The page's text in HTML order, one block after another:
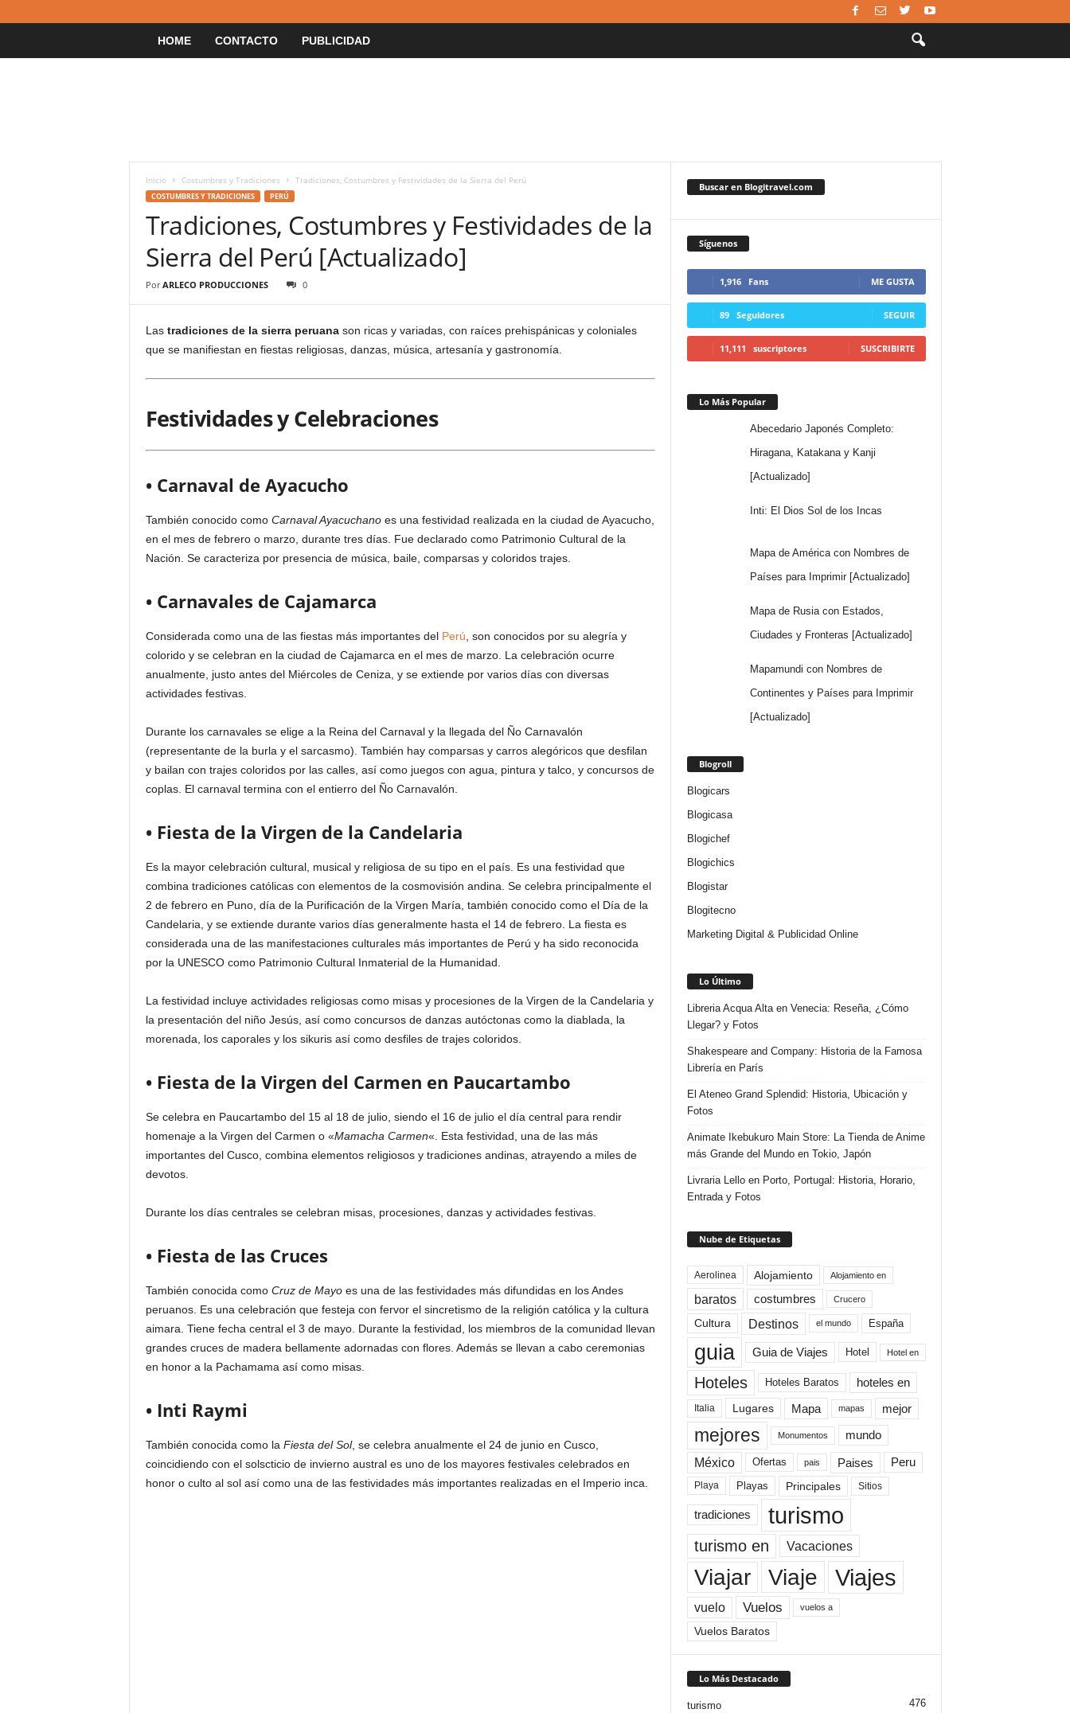
HOME CONTACTO PUBLICIDAD
Inicio Costumbres y Tradiciones Tradiciones, Costumbres y Festividades de la Sierra del Perú
COSTUMBRES Y TRADICIONES PERÚ
Tradiciones, Costumbres y Festividades de la
Sierra del Perú [Actualizado]
Por ARLECO PRODUCCIONES 0
Las tradiciones de la sierra peruanason ricas y variadas, con raíces prehispánicas y coloniales
que se manifiestan en fiestas religiosas, danzas, música, artesanía y gastronomía.
Festividades y Celebraciones
• Carnaval de Ayacucho
También conocido como Carnaval Ayacuchanoes una festividad realizada en la ciudad de Ayacucho,
en el mes de febrero o marzo, durante tres días. Fue declarado como Patrimonio Cultural de la
Nación. Se caracteriza por presencia de música, baile, comparsas y coloridos trajes.
• Carnavales de Cajamarca
Considerada como una de las fiestas más importantes del Perú , son conocidos por su alegría y
colorido y se celebran en la ciudad de Cajamarca en el mes de marzo. La celebración ocurre
anualmente, justo antes del Miércoles de Ceniza, y se extiende por varios días con diversas
actividades festivas.
Durante los carnavales se elige a la Reina del Carnaval y la llegada del Ño Carnavalón
(representante de la burla y el sarcasmo). También hay comparsas y carros alegóricos que desfilan
y bailan con trajes coloridos por las calles, así como juegos con agua, pintura y talco, y concursos de
coplas. El carnaval termina con el entierro del Ño Carnavalón.
• Fiesta de la Virgen de la Candelaria
Es la mayor celebración cultural, musical y religiosa de su tipo en el país. Es una festividad que
combina tradiciones católicas con elementos de la cosmovisión andina. Se celebra principalmente el
2 de febrero en Puno, día de la Purificación de la Virgen María, también conocido como el Día de la
Candelaria, y se extiende durante varios días generalmente hasta el 14 de febrero. La fiesta es
considerada una de las manifestaciones culturales más importantes de Perú y ha sido reconocida
por la UNESCO como Patrimonio Cultural Inmaterial de la Humanidad.
La festividad incluye actividades religiosas como misas y procesiones de la Virgen de la Candelaria y
la presentación del niño Jesús, así como concursos de danzas autóctonas como la diablada, la
morenada, los caporales y los sikuris así como desfiles de trajes coloridos.
• Fiesta de la Virgen del Carmen en Paucartambo
Se celebra en Paucartambo del 15 al 18 de julio, siendo el 16 de julio el día central para rendir
homenaje a la Virgen del Carmen o «Mamacha Carmen«. Esta festividad, una de las más
importantes del Cusco, combina elementos religiosos y tradiciones andinas, atrayendo a miles de
devotos.
Durante los días centrales se celebran misas, procesiones, danzas y actividades festivas.
• Fiesta de las Cruces
También conocida como Cruz de Mayoes una de las festividades más difundidas en los Andes
peruanos. Es una celebración que festeja con fervor el sincretismo de la religión católica y la cultura
aimara. Tiene fecha central el 3 de mayo. Durante la festividad, los miembros de la comunidad llevan
grandes cruces de madera bellamente adornadas con flores. Además se llevan a cabo ceremonias
en honor a la Pachamama así como misas.
• Inti Raymi
También conocida como la Fiesta del Sol, se celebra anualmente el 24 de junio en Cusco,
coincidiendo con el solscticio de invierno austral es uno de los mayores festivales celebrados en
honor o culto al sol así como una de las festividades más importantes realizadas en el Imperio inca.
Buscar en Blogitravel.com
Síguenos
1,916 Fans ME GUSTA
89 Seguidores SEGUIR
11,111 suscriptores SUSCRIBIRTE
Lo Más Popular
Abecedario Japonés Completo:
Hiragana, Katakana y Kanji
[Actualizado]
Inti: El Dios Sol de los Incas
Mapa de América con Nombres de
Países para Imprimir [Actualizado]
Mapa de Rusia con Estados,
Ciudades y Fronteras [Actualizado]
Mapamundi con Nombres de
Continentes y Países para Imprimir
[Actualizado]
Blogroll
Blogicars
Blogicasa
Blogichef
Blogichics
Blogistar
Blogitecno
Marketing Digital & Publicidad Online
Lo Último
Libreria Acqua Alta en Venecia: Reseña, ¿Cómo
Llegar? y Fotos
Shakespeare and Company: Historia de la Famosa
Librería en París
El Ateneo Grand Splendid: Historia, Ubicación y
Fotos
Animate Ikebukuro Main Store: La Tienda de Anime
más Grande del Mundo en Tokio, Japón
Livraria Lello en Porto, Portugal: Historia, Horario,
Entrada y Fotos
Nube de Etiquetas
Aerolinea Alojamiento Alojamiento en
baratos costumbres Crucero
Cultura Destinos el mundo España
guia Guia de Viajes Hotel Hotel en
Hoteles Hoteles Baratos hoteles en
Italia Lugares Mapa mapas mejor
mejores Monumentos mundo
México Ofertas pais Paises Peru
Playa Playas Principales Sitios
tradiciones turismo
turismo en Vacaciones
Viajar Viaje Viajes
vuelo Vuelos vuelos a
Vuelos Baratos
Lo Más Destacado
turismo 476